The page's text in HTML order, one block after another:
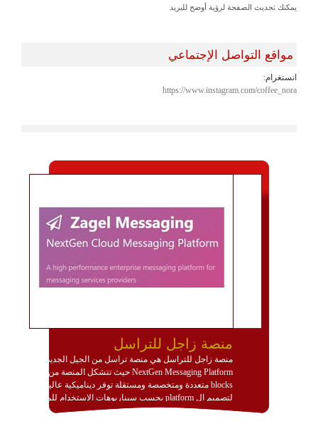
يمكنك تحديث الصفحة لرؤية أوضح للبريد
مواقع التواصل الإجتماعي
انستغرام:
https://www.instagram.com/coffee_nora
منصة زاجل للتراسل
منصة زاجل للتراسل هي منصة تراسل من الجيل الجديد
NextGen Messaging Platform حيث تتشكل المنصة من
blocks متعددة ومتخصصة ومستقلة توفر ديناميكية عالية
لتصميم ال platform بحسب سيناريوهات الاستخدام للمنصة
وتتوافق مع النشر والاستثمار ضمن بيئة استضافة dedicated